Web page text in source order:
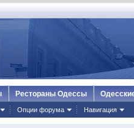
Опции форума Навигация
Рестораны Одессы